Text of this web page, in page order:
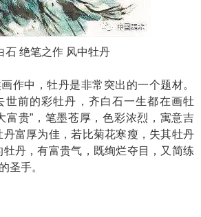
石 绝笔之作 风中牡丹
中，牡丹是非常突出的一个题材。
世前的彩牡丹，齐白石一生都在画牡
富贵”，笔墨苍厚，色彩浓烈，寓意吉
丹富厚为佳，若比菊花寒瘦，失其牡丹
牡丹，有富贵气，既绚烂夺目，又简练
圣手。